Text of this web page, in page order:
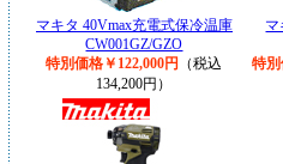
マキタ 40Vmax充電式保冷温庫
CW001GZ/GZO
特別価格￥122,000円
（税込
134,200円）
マ
特